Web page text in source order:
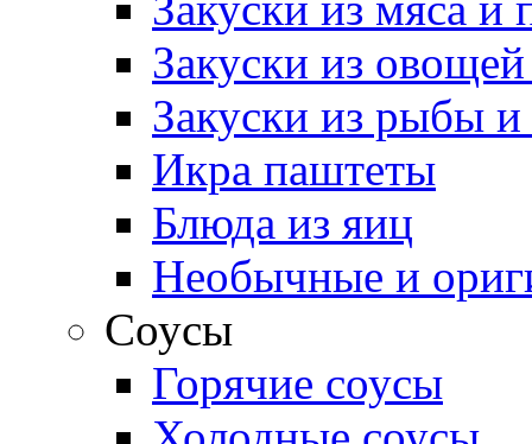
Закуски из
Закуски из рыбы
Икра паштеты
Блюда из яиц
Необычные и
Соусы
Горячие соусы